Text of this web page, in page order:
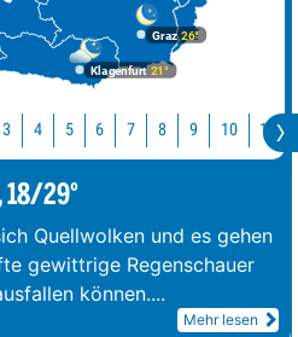
Graz26°
Klagenfurt 21°
3 4 5 6 7 8 9 10 11
18/29°
Quellwolken und es gehen
gewittrige Regenschauer
können....
Mehr lesen